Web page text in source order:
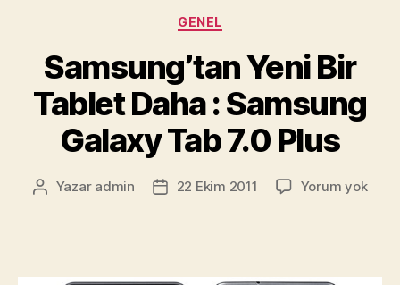
Deneyin
:
ICS
Launcher”
Kategoriler
GENEL
Samsung’tan Yeni Bir
Tablet Daha : Samsung
Galaxy Tab 7.0 Plus
Yazının
Yazar admin
Yazı22 Ekim 2011 Yorum yok